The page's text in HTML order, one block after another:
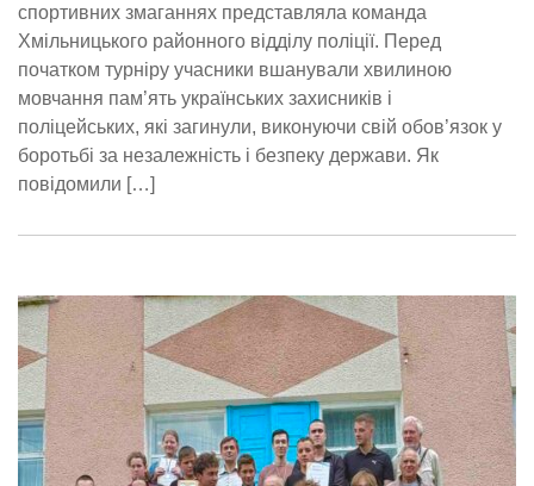
спортивних змаганнях представляла команда
Хмільницького районного відділу поліції. Перед
початком турніру учасники вшанували хвилиною
мовчання пам’ять українських захисників і
поліцейських, які загинули, виконуючи свій обов’язок у
боротьбі за незалежність і безпеку держави. Як
повідомили […]